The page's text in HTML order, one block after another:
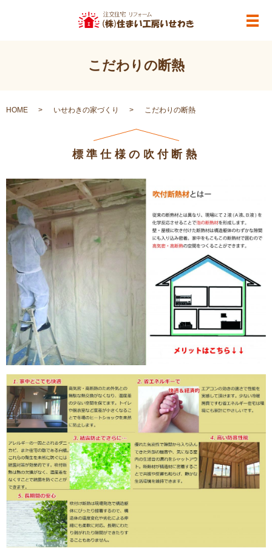
メ
こだわりの断熱
HOME いせわきの家づくり こだわりの断熱
標準仕様の吹付断熱